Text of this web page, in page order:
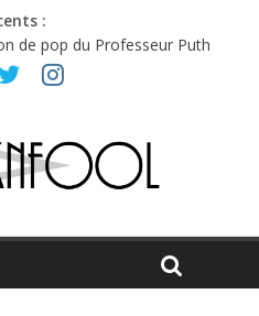
:
de pop du Professeur Puth
de musique indépendant
et émotions en hausse
choisir entre chaleur et bonne
: entre bière, métal et